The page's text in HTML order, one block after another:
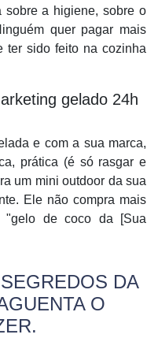
sobre a higiene, sobre o
quer pagar mais
ter sido feito na cozinha
gelado 24h
e com a sua marca,
prática (é só rasgar e
um mini outdoor da sua
Ele não compra mais
de coco da [Sua
DA
O